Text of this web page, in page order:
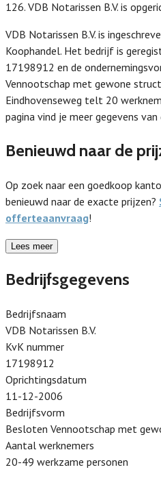
126. VDB Notarissen B.V. is
VDB Notarissen B.V. is
Koophandel. Het bedrijf is
17198912 en de
Vennootschap met gewone
Eindhovenseweg telt 20
pagina vind je meer gegevens
Benieuwd naar de
Op zoek naar een goedkoop
benieuwd naar de exacte prijzen?
offerteaanvraag!
Lees meer
Bedrijfsgegevens
Bedrijfsnaam
VDB Notarissen B.V.
KvK nummer
17198912
Oprichtingsdatum
11-12-2006
Bedrijfsvorm
Besloten Vennootschap met
Aantal werknemers
20-49 werkzame personen